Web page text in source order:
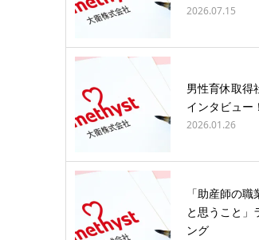
2026.07.15
男性育休取得
インタビュ
2026.01.26
「助産師の職
と思うこと」
ング